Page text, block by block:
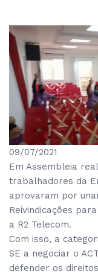
09/07/2021
Em Assembleia
trabalhadores da
aprovaram por
Reivindicações
a R2 Telecom.
Com isso, a
SE a negociar o
defender os